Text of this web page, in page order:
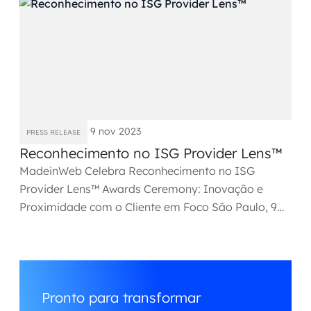
Transformar dados em decisão
Data Analytics
Engenharia de dados
Business Intelligence
Data Lakes & Warehouses
PRESS RELEASE 9 nov 2023
Reconhecimento no ISG Provider Lens™
MadeinWeb Celebra Reconhecimento no ISG
Provider Lens™ Awards Ceremony: Inovação e
Proximidade com o Cliente em Foco São Paulo, 9
Pronto para transformar